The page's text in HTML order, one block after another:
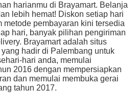
harianmu di Brayamart. Belanja
lebih hemat! Diskon setiap hari
metode pembayaran kini tersedia
hari, banyak pilihan pengiriman
Brayamart adalah situs
hadir di Palembang untuk
hari anda, memulai
2016 dengan mempersiapkan
dan memulai membuka gerai
tahun 2017.